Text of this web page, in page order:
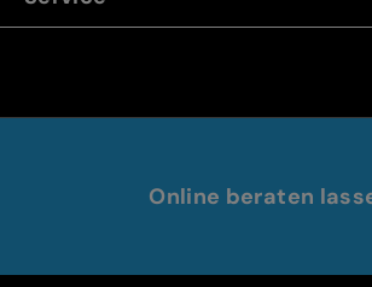
Online beraten